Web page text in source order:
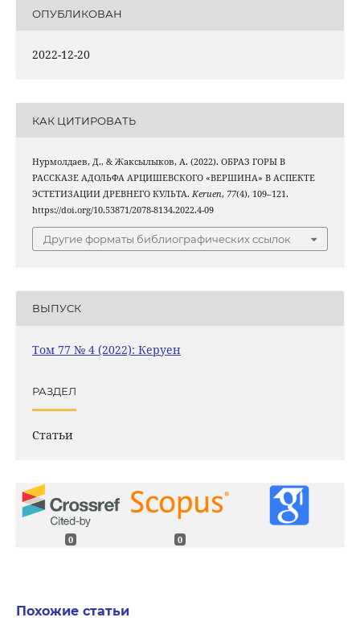
ОПУБЛИКОВАН
2022-12-20
КАК ЦИТИРОВАТЬ
Нурмолдаев, Д., & Жаксылыков, А. (2022). ОБРАЗ ГОРЫ В
РАССКАЗЕ АДОЛЬФА АРЦИШЕВСКОГО «ВЕРШИНА» В АСПЕКТЕ
ЭСТЕТИЗАЦИИ ДРЕВНЕГО КУЛЬТА. Keruen, 77(4), 109–121.
https://doi.org/10.53871/2078-8134.2022.4-09
Другие форматы библиографических ссылок
ВЫПУСК
Том 77 № 4 (2022): Керуен
РАЗДЕЛ
Статьи
0 0
Похожие статьи